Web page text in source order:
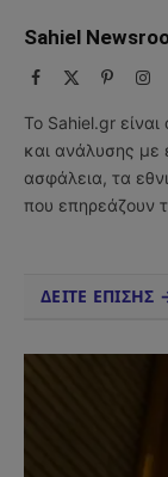
Sahiel
Facebook Pinterest
Το Sahiel.gr
και ανάλυσης με
ασφάλεια, τα
που επηρεάζουν
ΔΕΙΤΕ ΕΠΙΣΗΣ